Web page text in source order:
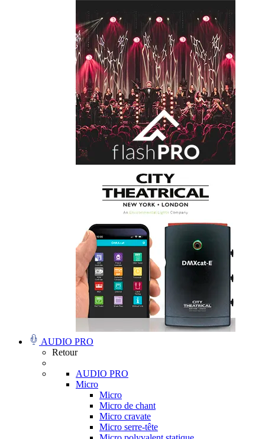
AUDIO PRO
Retour
AUDIO PRO
Micro
Micro
Micro de chant
Micro cravate
Micro serre-tête